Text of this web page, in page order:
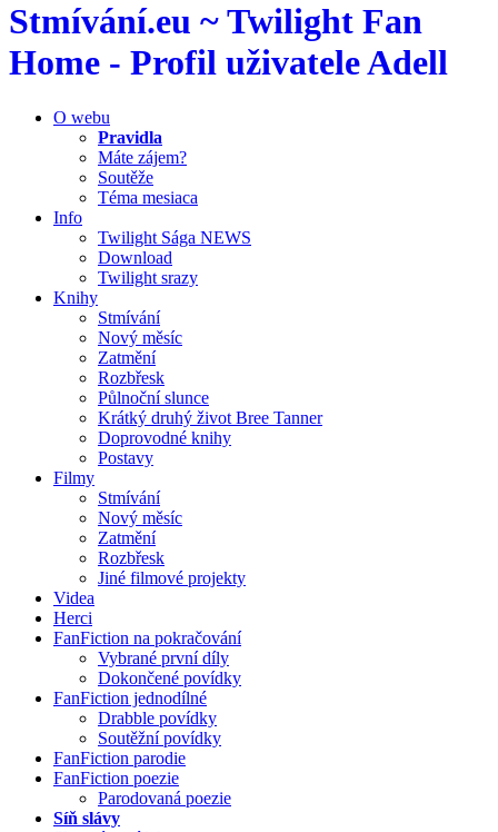
Stmívání.eu ~ Twilight Fan
Home - Profil uživatele Adell
O webu
Pravidla
Máte zájem?
Soutěže
Téma mesiaca
Info
Twilight Sága NEWS
Download
Twilight srazy
Knihy
Stmívání
Nový měsíc
Zatmění
Rozbřesk
Půlnoční slunce
Krátký druhý život Bree Tanner
Doprovodné knihy
Postavy
Filmy
Stmívání
Nový měsíc
Zatmění
Rozbřesk
Jiné filmové projekty
Videa
Herci
FanFiction na pokračování
Vybrané první díly
Dokončené povídky
FanFiction jednodílné
Drabble povídky
Soutěžní povídky
FanFiction parodie
FanFiction poezie
Parodovaná poezie
Síň slávy